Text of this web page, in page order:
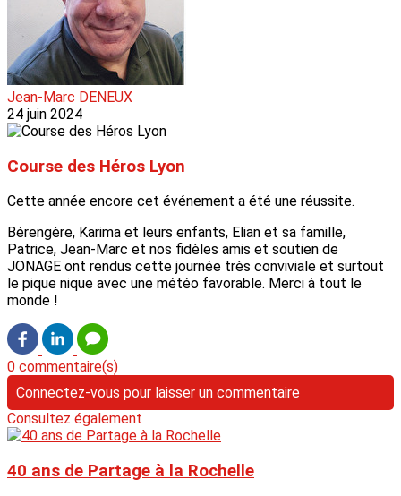
Jean-Marc DENEUX
24 juin 2024
Course des Héros Lyon
Cette année encore cet événement a été une réussite.
Bérengère, Karima et leurs enfants, Elian et sa famille,
Patrice, Jean-Marc et nos fidèles amis et soutien de
JONAGE ont rendus cette journée très conviviale et surtout
le pique nique avec une météo favorable. Merci à tout le
monde !
0 commentaire(s)
Connectez-vous pour laisser un commentaire
Consultez également
40 ans de Partage à la Rochelle